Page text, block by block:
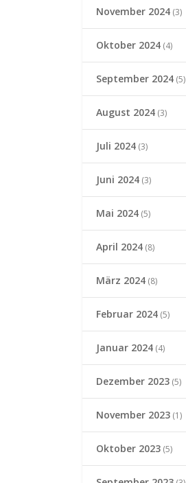
November 2024(3)
Oktober 2024(4)
September 2024(5)
August 2024(3)
Juli 2024(3)
Juni 2024(3)
Mai 2024(5)
April 2024(8)
März 2024(8)
Februar 2024(5)
Januar 2024(4)
Dezember 2023(5)
November 2023(1)
Oktober 2023(5)